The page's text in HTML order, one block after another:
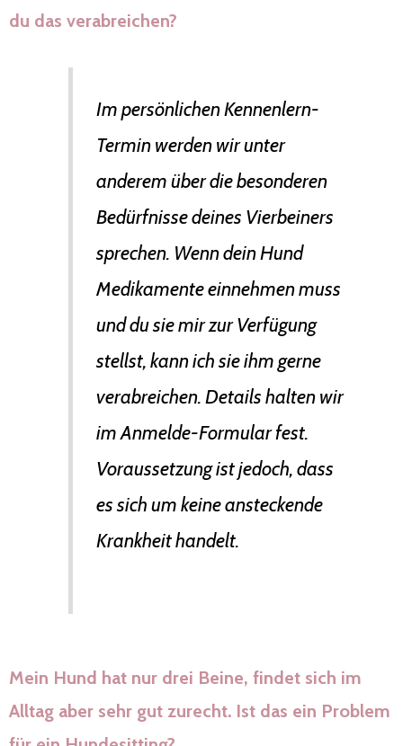
du das verabreichen?
Im persönlichen Kennenlern-
Termin werden wir unter
anderem über die besonderen
Bedürfnisse deines Vierbeiners
sprechen. Wenn dein Hund
Medikamente einnehmen muss
und du sie mir zur Verfügung
stellst, kann ich sie ihm gerne
verabreichen. Details halten wir
im Anmelde-Formular fest.
Voraussetzung ist jedoch, dass
es sich um keine ansteckende
Krankheit handelt.
Mein Hund hat nur drei Beine, findet sich im
Alltag aber sehr gut zurecht. Ist das ein Problem